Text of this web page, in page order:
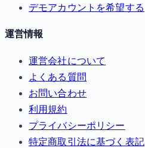
デモアカウントを希望する
運営情報
運営会社について
よくある質問
お問い合わせ
利用規約
プライバシーポリシー
特定商取引法に基づく表記